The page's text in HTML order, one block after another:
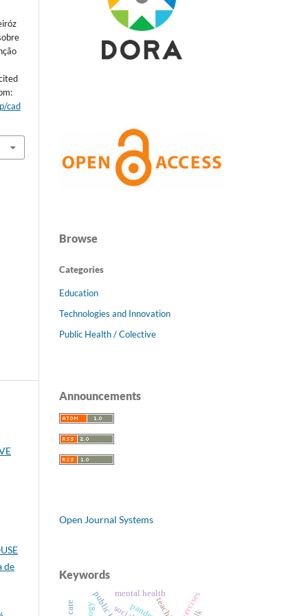
cad
de
Browse
Categories
Education
Technologies and Innovation
Public Health / Colective
Announcements
Open Journal Systems
Keywords
mental health exercises